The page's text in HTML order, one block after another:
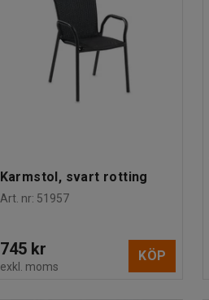
Karmstol, svart rotting
Art. nr: 51957
745 kr
exkl. moms
KÖP